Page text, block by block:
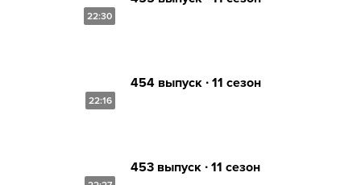
22:30
22:16
454 выпуск ∙ 11 сезон
453 выпуск ∙ 11 сезон